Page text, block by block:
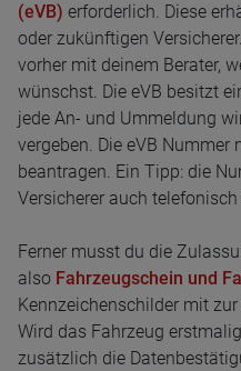
(eVB) erforderlich. Diese
oder zukünftigen
vorher mit deinem Berater,
wünschst. Die eVB besitzt
jede An- und Ummeldung
vergeben. Die eVB Nummer
beantragen. Ein Tipp: die
Versicherer auch
Ferner musst du die
also Fahrzeugschein und
Kennzeichenschilder mit
Wird das Fahrzeug
zusätzlich die